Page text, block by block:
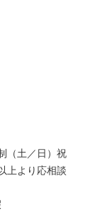
（土／日）祝
上より応相談